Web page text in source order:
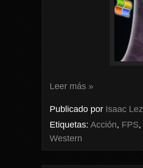
Leer más »
Publicado por Isaac Lez
Etiquetas: Acción, FPS,
Western